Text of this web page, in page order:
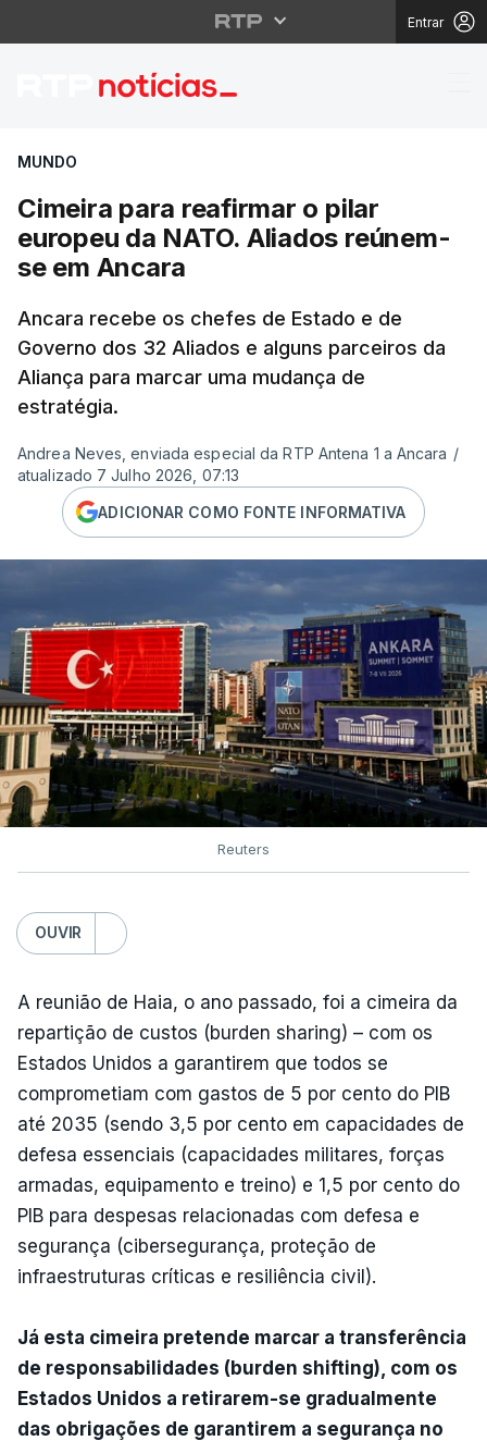
Entrar
Cimeira para
MUNDO
Cimeira para reafirmar o pilar
europeu da NATO. Aliados reúnem-
se em Ancara
Ancara recebe os chefes de Estado e de
Governo dos 32 Aliados e alguns parceiros da
Aliança para marcar uma mudança de
estratégia.
Andrea Neves, enviada especial da RTP Antena 1 a Ancara /
atualizado 7 Julho 2026, 07:13
ADICIONAR COMO FONTE INFORMATIVA
Reuters
OUVIR
A reunião de Haia, o ano passado, foi a cimeira da
repartição de custos (burden sharing) – com os
Estados Unidos a garantirem que todos se
comprometiam com gastos de 5 por cento do PIB
até 2035 (sendo 3,5 por cento em capacidades de
defesa essenciais (capacidades militares, forças
armadas, equipamento e treino) e 1,5 por cento do
PIB para despesas relacionadas com defesa e
segurança (cibersegurança, proteção de
infraestruturas críticas e resiliência civil).
Já esta cimeira pretende marcar a transferência
de responsabilidades (burden shifting), com os
Estados Unidos a retirarem-se gradualmente
das obrigações de garantirem a segurança no